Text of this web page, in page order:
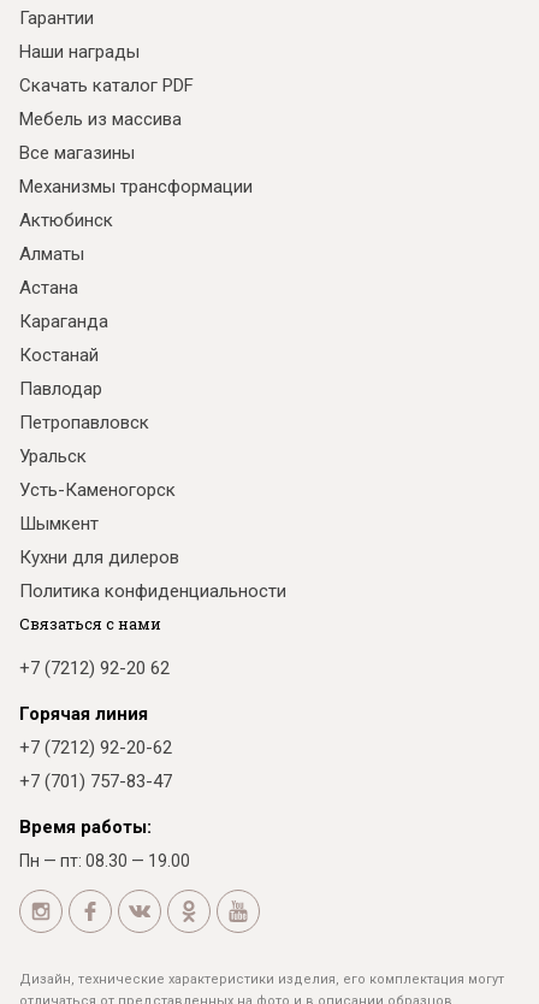
Гарантии
Наши награды
Скачать каталог PDF
Мебель из массива
Все магазины
Механизмы трансформации
Актюбинск
Алматы
Астана
Караганда
Костанай
Павлодар
Петропавловск
Уральск
Усть-Каменогорск
Шымкент
Кухни для дилеров
Политика конфиденциальности
Связаться с нами
+7 (7212) 92-20 62
Горячая линия
+7 (7212) 92-20-62
+7 (701) 757-83-47
Время работы:
Пн — пт: 08.30 — 19.00
Дизайн, технические характеристики изделия, его комплектация могут